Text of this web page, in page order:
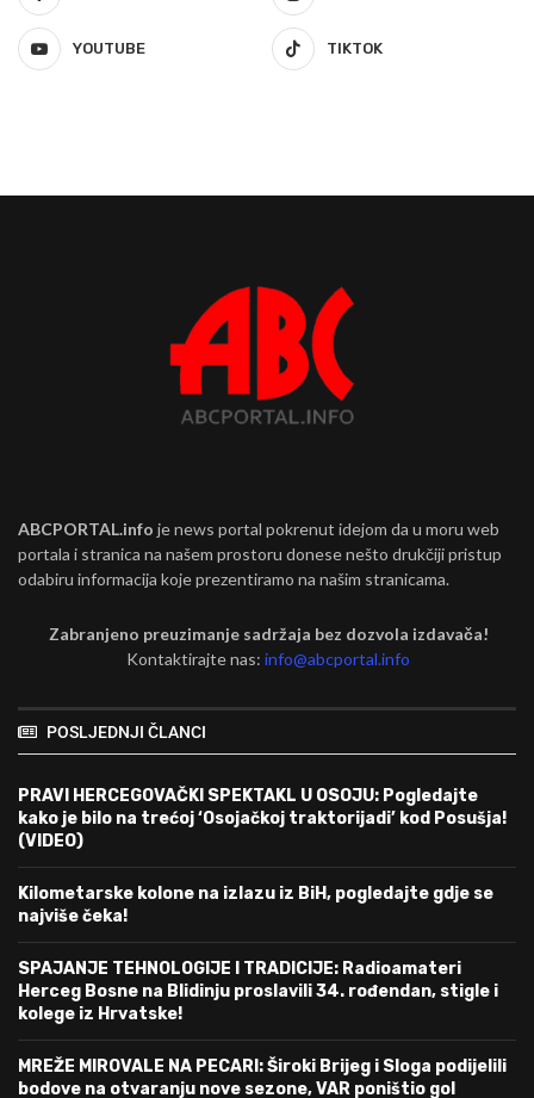
YOUTUBE TIKTOK
ABCPORTAL.info je news portal pokrenut idejom da u moru web
portala i stranica na našem prostoru donese nešto drukčiji pristup
odabiru informacija koje prezentiramo na našim stranicama.
Zabranjeno preuzimanje sadržaja bez dozvola izdavača!
Kontaktirajte nas:info@abcportal.info
POSLJEDNJI ČLANCI
PRAVI HERCEGOVAČKI SPEKTAKL U OSOJU: Pogledajte
kako je bilo na trećoj ‘Osojačkoj traktorijadi’ kod Posušja!
(VIDEO)
Kilometarske kolone na izlazu iz BiH, pogledajte gdje se
najviše čeka!
SPAJANJE TEHNOLOGIJE I TRADICIJE: Radioamateri
Herceg Bosne na Blidinju proslavili 34. rođendan, stigle i
kolege iz Hrvatske!
MREŽE MIROVALE NA PECARI: Široki Brijeg i Sloga podijelili
bodove na otvaranju nove sezone, VAR poništio gol